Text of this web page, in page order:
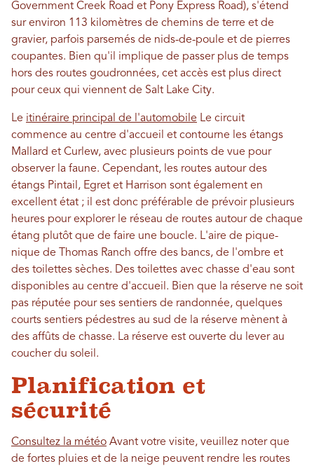
Government Creek Road et Pony Express Road), s'étend
sur environ 113 kilomètres de chemins de terre et de
gravier, parfois parsemés de nids-de-poule et de pierres
coupantes. Bien qu'il implique de passer plus de temps
hors des routes goudronnées, cet accès est plus direct
pour ceux qui viennent de Salt Lake City.
Le itinéraire principal de l'automobile Le circuit
commence au centre d'accueil et contourne les étangs
Mallard et Curlew, avec plusieurs points de vue pour
observer la faune. Cependant, les routes autour des
étangs Pintail, Egret et Harrison sont également en
excellent état ; il est donc préférable de prévoir plusieurs
heures pour explorer le réseau de routes autour de chaque
étang plutôt que de faire une boucle. L'aire de pique-
nique de Thomas Ranch offre des bancs, de l'ombre et
des toilettes sèches. Des toilettes avec chasse d'eau sont
disponibles au centre d'accueil. Bien que la réserve ne soit
pas réputée pour ses sentiers de randonnée, quelques
courts sentiers pédestres au sud de la réserve mènent à
des affûts de chasse. La réserve est ouverte du lever au
coucher du soleil.
Planification et
sécurité
Consultez la météo Avant votre visite, veuillez noter que
de fortes pluies et de la neige peuvent rendre les routes